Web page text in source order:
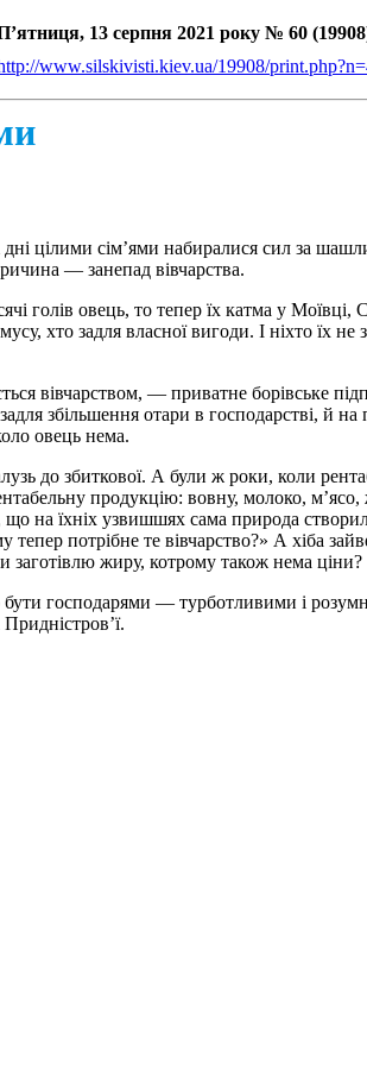
13 серпня 2021 року № 60
www.silskivisti.kiev.ua/19908/
цілими сім’ями набиралися сил за
— занепад вівчарства.
голів овець, то тепер їх катма у
хто задля власної вигоди. І ніхто їх
вівчарством, — приватне борівське
збільшення отари в господарстві, й
овець нема.
до збиткової. А були ж роки, коли
продукцію: вовну, молоко,
на їхніх узвишшях сама природа
потрібне те вівчарство?» А хіба
жиру, котрому також нема ціни?
господарями — турботливими і